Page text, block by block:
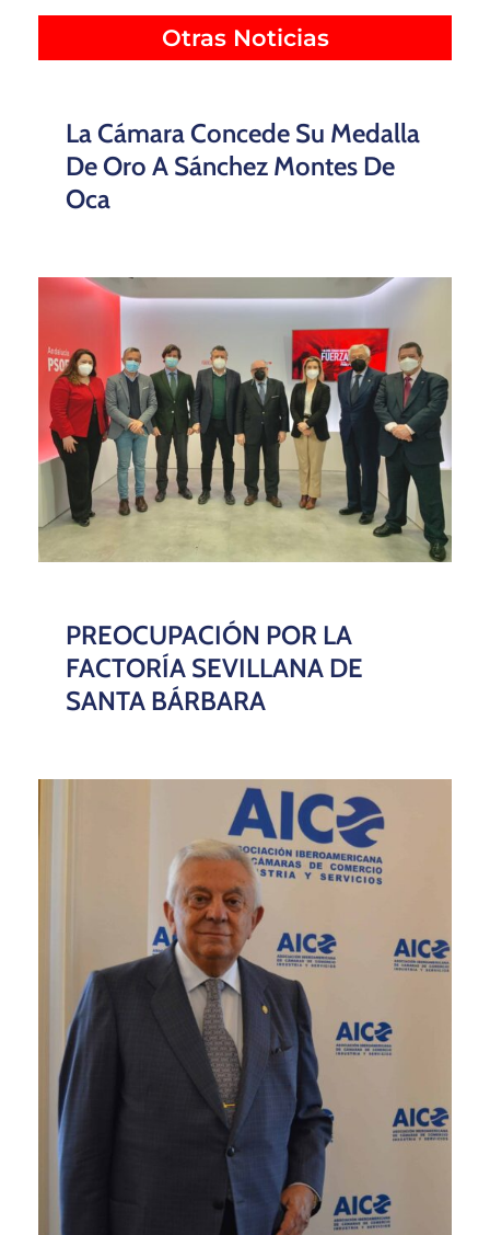
Otras Noticias
La Cámara Concede Su Medalla
De Oro A Sánchez Montes De
Oca
PREOCUPACIÓN POR LA
FACTORÍA SEVILLANA DE
SANTA BÁRBARA